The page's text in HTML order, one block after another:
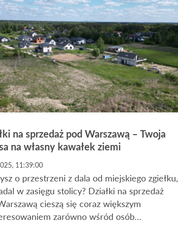
na sprzedaż pod Warszawą – Twoja
na własny kawałek ziemi
11:39:00
o przestrzeni z dala od miejskiego zgiełku,
w zasięgu stolicy? Działki na sprzedaż
cieszą się coraz większym
zarówno wśród osób
budowę domu, jak i inwestorów